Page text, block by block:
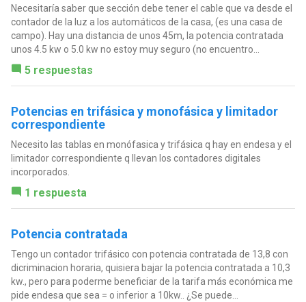
Necesitaría saber que sección debe tener el cable que va desde el
contador de la luz a los automáticos de la casa, (es una casa de
campo). Hay una distancia de unos 45m, la potencia contratada
unos 4.5 kw o 5.0 kw no estoy muy seguro (no encuentro...
5 respuestas
Potencias en trifásica y monofásica y limitador
correspondiente
Necesito las tablas en monófasica y trifásica q hay en endesa y el
limitador correspondiente q llevan los contadores digitales
incorporados.
1 respuesta
Potencia contratada
Tengo un contador trifásico con potencia contratada de 13,8 con
dicriminacion horaria, quisiera bajar la potencia contratada a 10,3
kw., pero para poderme beneficiar de la tarifa más económica me
pide endesa que sea = o inferior a 10kw.. ¿Se puede...